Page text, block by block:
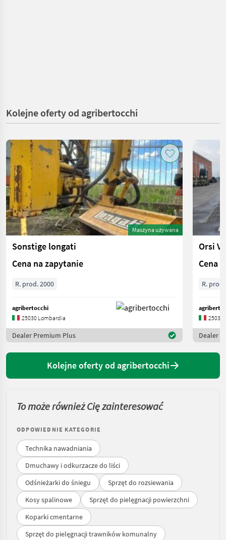
Kolejne oferty od agribertocchi
Maszyna używana
Sonstige longati
Cena na zapytanie
R. prod. 2000
agribertocchi
25030 Lombardia
Dealer Premium Plus
Orsi
Cena
R.
25030
Dealer
Kolejne oferty od agribertocchi
To może również Cię zainteresować
ODPOWIEDNIE KATEGORIE
Technika nawadniania
Dmuchawy i odkurzacze do liści
Odśnieżarki do śniegu
Sprzęt do rozsiewania
Kosy spalinowe
Sprzęt do pielęgnacji powierzchni
Koparki cmentarne
Sprzęt do pielęgnacji trawników komunalny